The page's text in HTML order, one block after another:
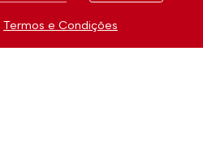
Termos e Condições